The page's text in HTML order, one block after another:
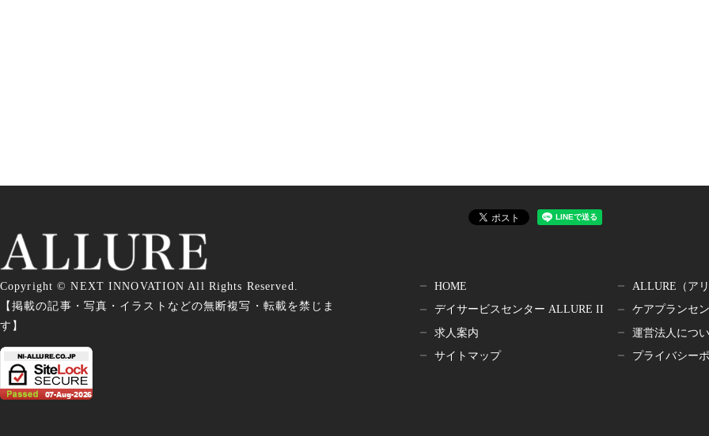
HOME
ALLURE（ア
デイサービスセンター ALLURE II
ケアプランセ
求人案内
運営法人につ
サイトマップ
プライバシー
Copyright © NEXT INNOVATION All Rights Reserved.
【掲載の記事・写真・イラストなどの無断複写・転載を禁じま
す】